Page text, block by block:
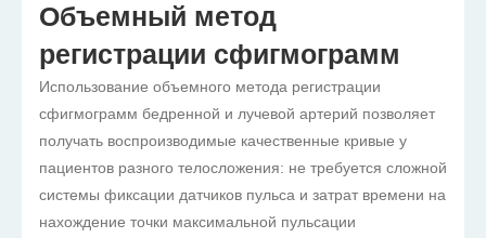
Объемный метод
регистрации сфигмограмм
Использование объемного метода регистрации
сфигмограмм бедренной и лучевой артерий позволяет
получать воспроизводимые качественные кривые у
пациентов разного телосложения: не требуется сложной
системы фиксации датчиков пульса и затрат времени на
нахождение точки максимальной пульсации